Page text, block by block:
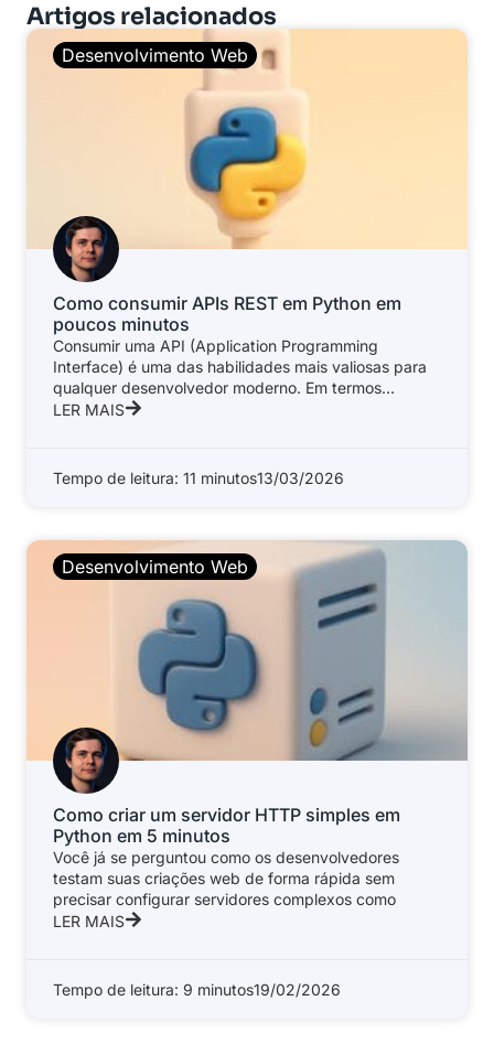
Artigos relacionados
Desenvolvimento Web
Como consumir APIs REST em Python em
poucos minutos
Consumir uma API (Application Programming
Interface) é uma das habilidades mais valiosas para
qualquer desenvolvedor moderno. Em termos
simples, uma
LER MAIS
Tempo de leitura: 11 minutos13/03/2026
Desenvolvimento Web
Como criar um servidor HTTP simples em
Python em 5 minutos
Você já se perguntou como os desenvolvedores
testam suas criações web de forma rápida sem
precisar configurar servidores complexos como
LER MAIS
Tempo de leitura: 9 minutos19/02/2026